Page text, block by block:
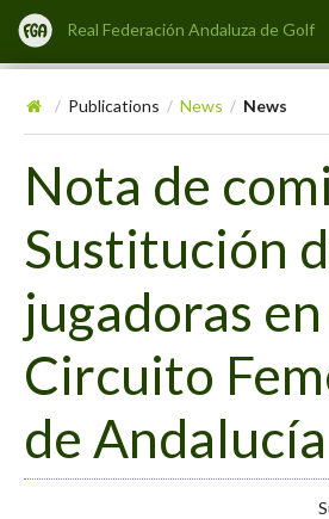
Real Federación Andaluza de Golf
/ Publications / News / News
Nota de
Sustitución
jugadoras
Circuito
de Andalucía